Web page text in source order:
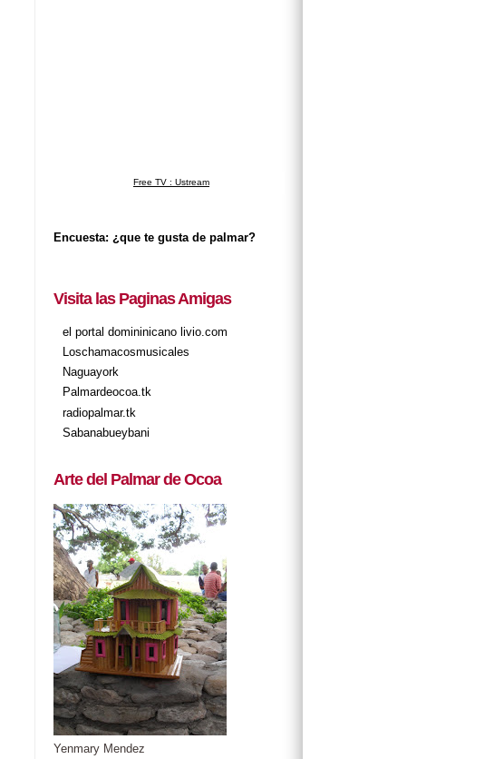
Free TV : Ustream
Encuesta: ¿que te gusta de palmar?
Visita las Paginas Amigas
el portal domininicano livio.com
Loschamacosmusicales
Naguayork
Palmardeocoa.tk
radiopalmar.tk
Sabanabueybani
Arte del Palmar de Ocoa
Yenmary Mendez